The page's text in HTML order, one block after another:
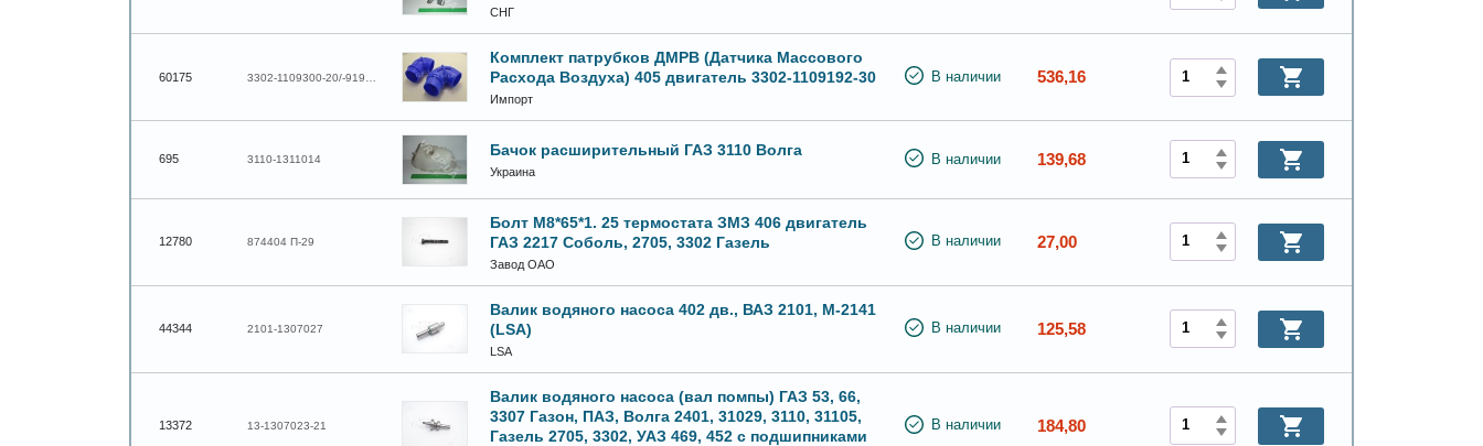
СНГ
60175
Комплект патрубков ДМРВ (Датчика Массового
Расхода Воздуха) 405 двигатель 3302-1109192-30
Импорт
В наличии 536,16
695 3110-1311014
Бачок расширительный ГАЗ 3110 Волга
Украина
В наличии 139,68
12780 874404 П-29
Болт М8*65*1. 25 термостата ЗМЗ 406 двигатель
ГАЗ 2217 Соболь, 2705, 3302 Газель
Завод ОАО
В наличии 27,00
44344 2101-1307027
Валик водяного насоса 402 дв., ВАЗ 2101, М-2141
(LSA)
LSA
В наличии 125,58
13372 13-1307023-21
Валик водяного насоса (вал помпы) ГАЗ 53, 66,
3307 Газон, ПАЗ, Волга 2401, 31029, 3110, 31105,
Газель 2705, 3302, УАЗ 469, 452 с подшипниками
В наличии 184,80